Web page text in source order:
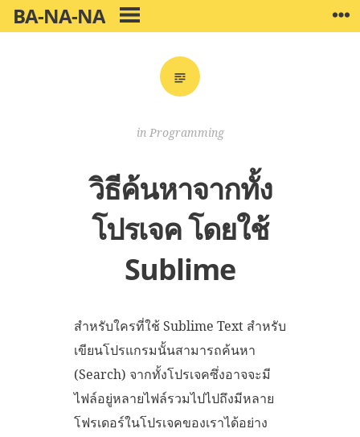
Skip
to
BA-NA-NA
PRIMARY
MENU
in Programming
วิธีค้นหาจากทั้ง
โปรเจค โดยใช้
Sublime
สำหรับใครที่ใช้ Sublime Text สำหรับ
เขียนโปรแกรมนั้นสามารถค้นหา
(Search) จากทั้งโปรเจคซึ่งอาจจะมี
ไฟล์อยู่หลายไฟล์รวมไปไปถึงมีหลาย
โฟรเดอร์ในโปรเจคของเราได้อย่าง